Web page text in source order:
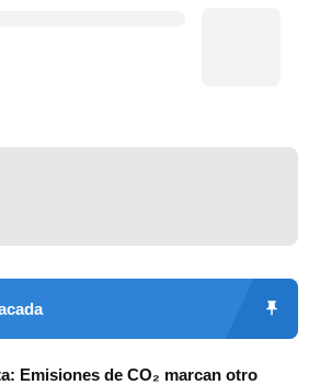
Emisiones de CO₂ marcan otro